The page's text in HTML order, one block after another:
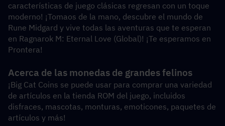
características de juego clásicas regresan con un toque
moderno! ¡Tomaos de la mano, descubre el mundo de
Rune Midgard y vive todas las aventuras que te esperan
en Ragnarok M: Eternal Love (Global)! ¡Te esperamos en
Prontera!
Acerca de las monedas de grandes felinos
¡Big Cat Coins se puede usar para comprar una variedad
de artículos en la tienda ROM del juego, incluidos
disfraces, mascotas, monturas, emoticones, paquetes de
artículos y más!